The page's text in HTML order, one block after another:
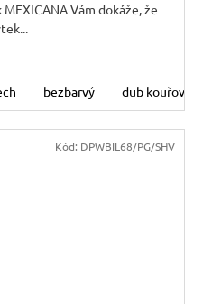
Vám dokáže, že
bezbarvý dub kouřový
Kód: DPWBIL68/PG/SHV